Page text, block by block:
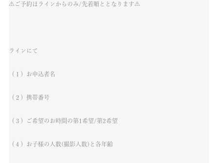
⚠️ご予約はラインからのみ/先着順ととなります⚠️
ラインにて
（１）お申込者名
（２）携帯番号
（３）ご希望のお時間の第1希望/第2希望
（４）お子様の人数(撮影人数)と各年齢